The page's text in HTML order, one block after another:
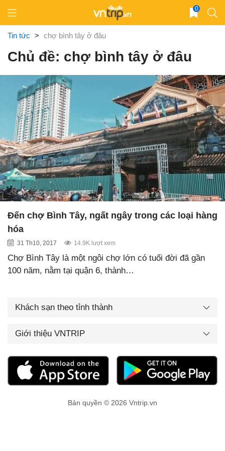
content
0
Tin tức > chợ bình tây ở đâu
Chủ đề: chợ bình tây ở đâu
Đến chợ Bình Tây, ngất ngây trong các loại hàng
hóa
31 Th10, 2017 14.9K lượt xem
Chợ Bình Tây là một ngôi chợ lớn có tuổi đời đã gần
100 năm, nằm tại quận 6, thành…
Khách sạn theo tỉnh thành
Giới thiệu VNTRIP
Bản quyền © 2026 Vntrip.vn